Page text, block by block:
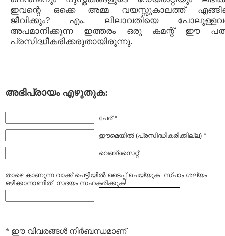
ഇവന്റെ ഒക്കെ അമ്മ വയസ്സുകാലത്ത്
ജീവിക്കും? എം. ലീലാവതിയെ
അപമാനിക്കുന്ന ഇത്തരം ഒരു കമന്റ് ഈ
പ്രസിദ്ധീകരിക്കരുതായിരുന്നു.
അഭിപ്രായം എഴുതുക:
പേര് *
ഈമെയില്‍ (പ്രസിദ്ധീകരിക്കില്ല) *
വെബ്സൈറ്റ്
താഴെ കാണുന്ന വാക്ക് പെട്ടിയില്‍ ടൈപ്പ്‌ ചെയ്യുക. സ്പാം ശല്യം
ഒഴിക്കാനാണിത്. സദയം സഹകരിക്കുക!
* ഈ വിവരങ്ങള്‍ നിര്‍ബന്ധമാണ്